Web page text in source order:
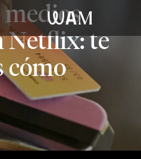
medios
Netflix: te
cómo